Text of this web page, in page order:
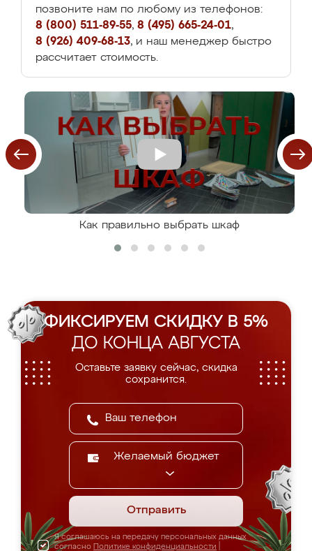
позвоните нам по любому из телефонов:
8 (800) 511-89-55, 8 (495) 665-24-01,
8 (926) 409-68-13, и наш менеджер быстро
рассчитает стоимость.
Как правильно выбрать шкаф
ФИКСИРУЕМ СКИДКУ В 5%
ДО КОНЦА АВГУСТА
Оставьте заявку сейчас, скидка
сохранится.
Желаемый бюджет
Отправить
Я соглашаюсь на передачу персональных данных
согласно Политике конфиденциальности